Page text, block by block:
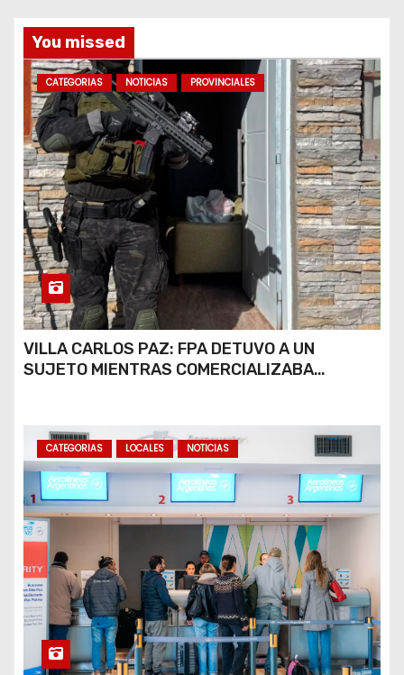
a
s
You missed
CATEGORIAS NOTICIAS PROVINCIALES
VILLA CARLOS PAZ: FPA DETUVO A UN
SUJETO MIENTRAS COMERCIALIZABA
CATEGORIAS LOCALES NOTICIAS